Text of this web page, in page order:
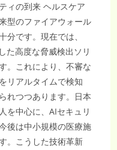
ィの到来 ヘルスケア
型のファイアウォール
分です。現在では、
た高度な脅威検出ソリ
。これにより、不審な
リアルタイムで検知
れつつあります。日本
を中心に、AIセキュリ
後は中小規模の医療施
。こうした技術革新